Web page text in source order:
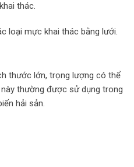
thác.
loại mực khai thác bằng lưới.
thước lớn, trọng lượng có thể
thường được sử dụng trong
hải sản.